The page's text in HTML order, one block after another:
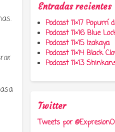
Entradas recientes
Podcast 11×17 Popurrí
Podcast 11×16 Blue
Podcast 11×15 Izakaya
Podcast 11×14 Black
Podcast 11×13
Twitter
Tweets por